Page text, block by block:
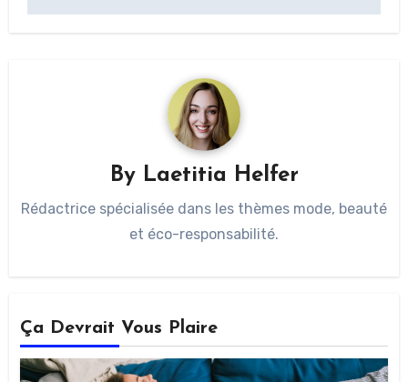
By Laetitia Helfer
Rédactrice spécialisée dans les thèmes mode, beauté
et éco-responsabilité.
Ça Devrait Vous Plaire